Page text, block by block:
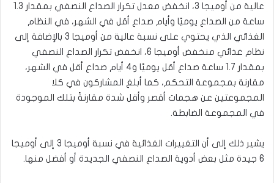
عالية من أوميجا 3، انخفض معدل تكرار الصداع النصفي بمقدار 1.3
ساعة من الصداع يوميًا وأيام صداع أقل في الشهر، في النظام
الغذائي الذي يحتوي على نسبة عالية من أوميجا 3 بالإضافة إلى
نظام غذائي منخفض أوميجا 6، انخفض تكرار الصداع النصفي
بمقدار 1.7 ساعة صداع أقل يوميًا و4 أيام صداع أقل في الشهر،
مقارنة بمجموعة التحكم، كما أبلغ المشاركون في كلا
المجموعتين عن هجمات أقصر وأقل شدة مقارنةً بتلك الموجودة
في المجموعة الضابطة.
يشير ذلك إلى أن التغييرات الغذائية في نسبة أوميجا 3 إلى أوميجا
6 جيدة مثل بعض أدوية الصداع النصفي الجديدة أو أفضل منها
.